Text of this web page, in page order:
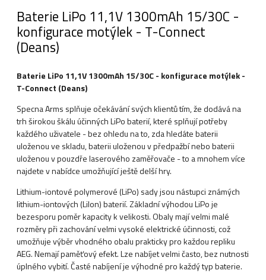
Baterie LiPo 11,1V 1300mAh 15/30C -
konfigurace motýlek - T-Connect
(Deans)
Baterie LiPo 11,1V 1300mAh 15/30C - konfigurace motýlek -
T-Connect (Deans)
Specna Arms splňuje očekávání svých klientů tím, že dodává na
trh širokou škálu účinných LiPo baterií, které splňují potřeby
každého uživatele - bez ohledu na to, zda hledáte baterii
uloženou ve skladu, baterii uloženou v předpažbí nebo baterii
uloženou v pouzdře laserového zaměřovače - to a mnohem více
najdete v nabídce umožňující ještě delší hry.
Lithium-iontové polymerové (LiPo) sady jsou nástupci známých
lithium-iontových (LiIon) baterií. Základní výhodou LiPo je
bezesporu poměr kapacity k velikosti. Obaly mají velmi malé
rozměry při zachování velmi vysoké elektrické účinnosti, což
umožňuje výběr vhodného obalu prakticky pro každou repliku
AEG. Nemají paměťový efekt. Lze nabíjet velmi často, bez nutnosti
úplného vybití. Časté nabíjení je výhodné pro každý typ baterie.